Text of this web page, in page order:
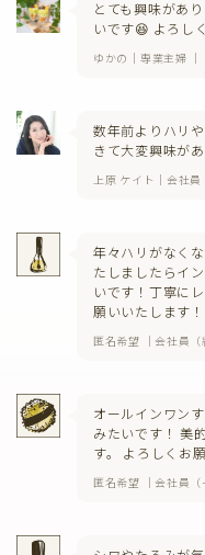
とても興味があ
いです😆 よろし
ゆかの｜専業主婦 ｜
数年前よりハリ
きて大変興味が
上原 ケイト｜会社員
年々ハリがなく
たしましたらイ
いです！丁寧に
願いいたします！
匿名希望 ｜会社員（
オールインワン
みたいです！ 美
す。 よろしくお
匿名希望 ｜会社員（